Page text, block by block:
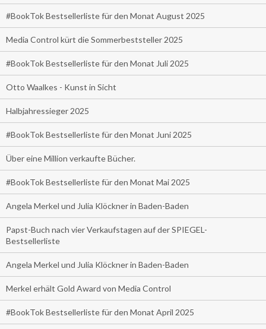
#BookTok Bestsellerliste für den Monat August 2025
Media Control kürt die Sommerbeststeller 2025
#BookTok Bestsellerliste für den Monat Juli 2025
Otto Waalkes - Kunst in Sicht
Halbjahressieger 2025
#BookTok Bestsellerliste für den Monat Juni 2025
Über eine Million verkaufte Bücher.
#BookTok Bestsellerliste für den Monat Mai 2025
Angela Merkel und Julia Klöckner in Baden-Baden
Papst-Buch nach vier Verkaufstagen auf der SPIEGEL-
Bestsellerliste
Angela Merkel und Julia Klöckner in Baden-Baden
Merkel erhält Gold Award von Media Control
#BookTok Bestsellerliste für den Monat April 2025